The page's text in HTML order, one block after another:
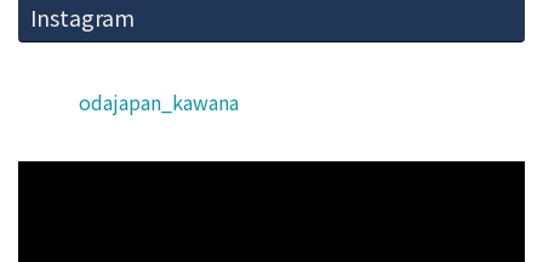
Instagram
odajapan_kawana